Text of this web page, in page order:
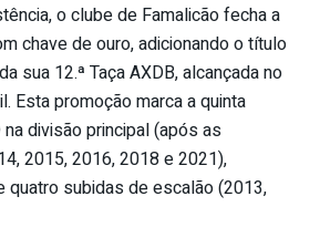
o clube de Famalicão fecha a
chave de ouro, adicionando o título
sua 12.ª Taça AXDB, alcançada no
Esta promoção marca a quinta
divisão principal (após as
2015, 2016, 2018 e 2021),
quatro subidas de escalão (2013,